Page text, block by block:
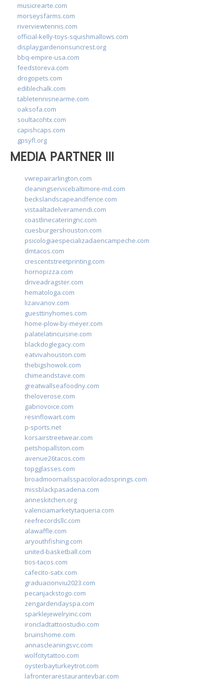
musicrearte.com
morseysfarms.com
riverviewtennis.com
official-kelly-toys-squishmallows.com
displaygardenonsuncrest.org
bbq-empire-usa.com
feedstoreva.com
drogopets.com
ediblechalk.com
tabletennisnearme.com
oaksofa.com
soultacohtx.com
capishcaps.com
gpsyfl.org
MEDIA PARTNER III
vwrepairarlington.com
cleaningservicebaltimore-md.com
beckslandscapeandfence.com
vistaaltadelveramendi.com
coastlinecateringnc.com
cuesburgershouston.com
psicologiaespecializadaencampeche.com
dmtacos.com
crescentstreetprinting.com
hornopizza.com
driveadragster.com
hematologa.com
lizaivanov.com
guesttinyhomes.com
home-plow-by-meyer.com
palatelatincuisine.com
blackdoglegacy.com
eatvivahouston.com
thebigshowok.com
chimeandstave.com
greatwallseafoodny.com
theloverose.com
gabriovoice.com
resinflowart.com
p-sports.net
korsairstreetwear.com
petshopallston.com
avenue26tacos.com
topgglasses.com
broadmoornailsspacoloradosprings.com
missblackpasadena.com
anneskitchen.org
valenciamarketytaqueria.com
reefrecordsllc.com
alawaffle.com
aryouthfishing.com
united-basketball.com
tios-tacos.com
cafecito-satx.com
graduacionviu2023.com
pecanjackstogo.com
zengardendayspa.com
sparklejewelryinc.com
ironcladtattoostudio.com
bruinshome.com
annascleaningsvc.com
wolfcitytattoo.com
oysterbayturkeytrot.com
lafronterarestauranteybar.com